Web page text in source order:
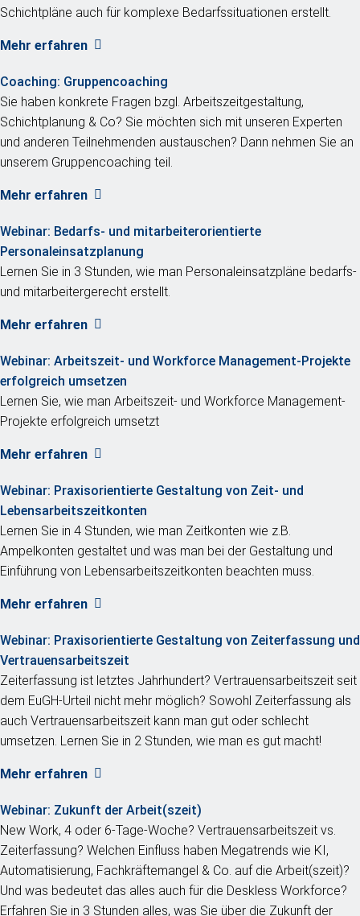
Schichtpläne auch für komplexe Bedarfssituationen erstellt.
Mehr erfahren
Coaching: Gruppencoaching
Sie haben konkrete Fragen bzgl. Arbeitszeitgestaltung,
Schichtplanung & Co? Sie möchten sich mit unseren Experten
und anderen Teilnehmenden austauschen? Dann nehmen Sie an
unserem Gruppencoaching teil.
Mehr erfahren
Webinar: Bedarfs- und mitarbeiterorientierte
Personaleinsatzplanung
Lernen Sie in 3 Stunden, wie man Personaleinsatzpläne bedarfs-
und mitarbeitergerecht erstellt.
Mehr erfahren
Webinar: Arbeitszeit- und Workforce Management-Projekte
erfolgreich umsetzen
Lernen Sie, wie man Arbeitszeit- und Workforce Management-
Projekte erfolgreich umsetzt
Mehr erfahren
Webinar: Praxisorientierte Gestaltung von Zeit- und
Lebensarbeitszeitkonten
Lernen Sie in 4 Stunden, wie man Zeitkonten wie z.B.
Ampelkonten gestaltet und was man bei der Gestaltung und
Einführung von Lebensarbeitszeitkonten beachten muss.
Mehr erfahren
Webinar: Praxisorientierte Gestaltung von Zeiterfassung und
Vertrauensarbeitszeit
Zeiterfassung ist letztes Jahrhundert? Vertrauensarbeitszeit seit
dem EuGH-Urteil nicht mehr möglich? Sowohl Zeiterfassung als
auch Vertrauensarbeitszeit kann man gut oder schlecht
umsetzen. Lernen Sie in 2 Stunden, wie man es gut macht!
Mehr erfahren
Webinar: Zukunft der Arbeit(szeit)
New Work, 4 oder 6-Tage-Woche? Vertrauensarbeitszeit vs.
Zeiterfassung? Welchen Einfluss haben Megatrends wie KI,
Automatisierung, Fachkräftemangel & Co. auf die Arbeit(szeit)?
Und was bedeutet das alles auch für die Deskless Workforce?
Erfahren Sie in 3 Stunden alles, was Sie über die Zukunft der